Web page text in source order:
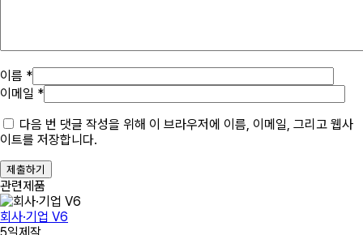
이름 *
이메일 *
다음 번 댓글 작성을 위해 이 브라우저에 이름, 이메일, 그리고 웹사
이트를 저장합니다.
제출하기
관련제품
회사·기업 V6